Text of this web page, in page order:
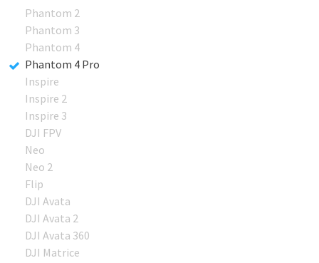
Phantom 2
Phantom 3
Phantom 4
Phantom 4 Pro
Inspire
Inspire 2
Inspire 3
DJI FPV
Neo
Neo 2
Flip
DJI Avata
DJI Avata 2
DJI Avata 360
DJI Matrice